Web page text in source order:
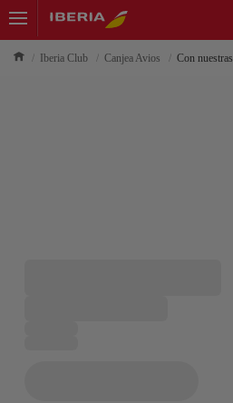
Iberia Club Canjea Avios Con